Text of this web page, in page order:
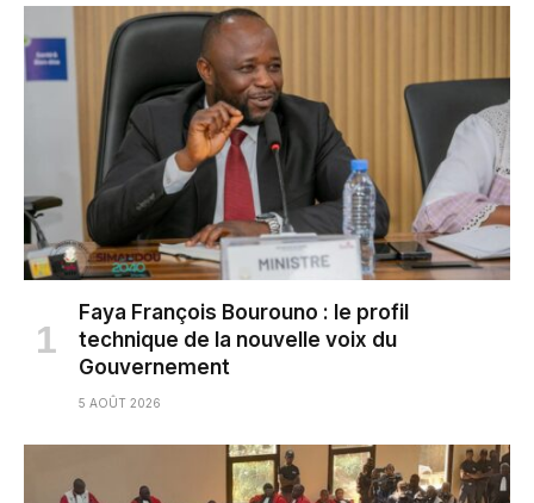
Faya François Bourouno : le profil
technique de la nouvelle voix du
Gouvernement
5 AOÛT 2026